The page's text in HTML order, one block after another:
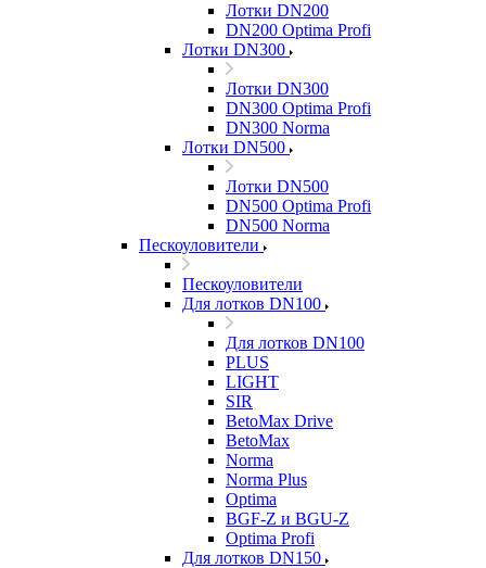
Лотки DN200
DN200 Optima Profi
Лотки DN300
Лотки DN300
DN300 Optima Profi
DN300 Norma
Лотки DN500
Лотки DN500
DN500 Optima Profi
DN500 Norma
Пескоуловители
Пескоуловители
Для лотков DN100
Для лотков DN100
PLUS
LIGHT
SIR
BetoMax Drive
BetoMax
Norma
Norma Plus
Optima
BGF-Z и BGU-Z
Optima Profi
Для лотков DN150